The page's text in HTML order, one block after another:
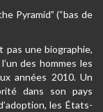
Pyramid” (“bas de
pas une biographie,
des hommes les
années 2010. Un
dans son pays
les États-